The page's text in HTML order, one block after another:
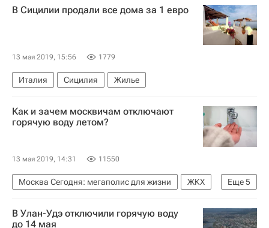
В Сицилии продали все дома за 1 евро
13 мая 2019, 15:56 1779
Италия Сицилия Жилье
Как и зачем москвичам отключают
горячую воду летом?
13 мая 2019, 14:31 11550
Еще5
Москва Сегодня: мегаполис для жизни
ЖКХ
Водоснабжение
Городское хозяйство Москвы
В Улан-Удэ отключили горячую воду
до 14 мая